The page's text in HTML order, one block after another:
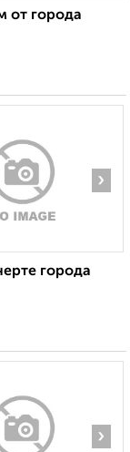
от города
›
города
›